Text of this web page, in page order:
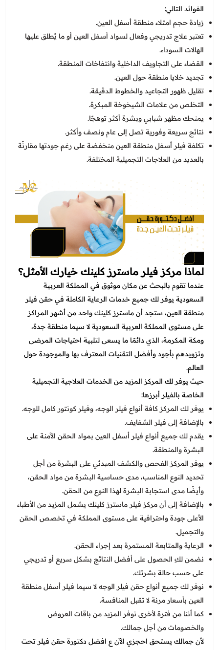
الفوائد التالي:
زيادة حجم امتلاء منطقة أسفل العين.
تعتبر علاج تدريجي وفعال لسواد أسفل العين أو ما يُطلق عليها
الهالات السوداء.
القضاء على التجاويف الداخلية وانتفاخات المنطقة.
تجديد خلايا منطقة حول العين.
تقليل ظهور التجاعيد والخطوط الدقيقة.
التخلص من علامات الشيخوخة المبكرة.
يمنحك مظهر شبابي وبشرة أكثر توهجًا.
نتائج سريعة وفورية تصل إلى عام ونصف وأكثر.
تكلفة فيلر أسفل منطقة العين منخفضة على رغم جودتها مقارنًة
بالعديد من العلاجات التجميلية المختلفة.
لماذا مركز فيلر ماسترز كلينك خيارك الأمثل؟
عندما تقوم بالبحث عن مكان موثوق في المملكة العربية
السعودية يوفر لك جميع خدمات الرعاية الكاملة في حقن فيلر
منطقة العين، ستجد أن ماسترز كلينك واحد من أشهر المراكز
على مستوى المملكة العربية السعودية لا سيما منطقة جدة،
ومكة المكرمة، الذي دائمًا ما يسعى لتلبية احتياجات المرضى
وتزويدهم بأجود وأفضل التقنيات المعترف بها والموجودة حول
العالم.
حيث يوفر لك المركز المزيد من الخدمات العلاجية التجميلية
الخاصة بالفيلر أبرزها:
يوفر لك المركز كافة أنواع فيلر الوجه، وفيلر كونتور كامل للوجه.
بالإضافة إلى فيلر الشفايف.
يقدم لك جميع أنواع فيلر أسفل العين بمواد الحقن الآمنة على
البشرة والمنطقة.
يوفر المركز الفحص والكشف المبدئي على البشرة من أجل
تحديد النوع المناسب، مدى حساسية البشرة من مواد الحقن،
وأيضًا مدى استجابة البشرة لهذا النوع من الحقن.
بالإضافة إلى أن مركز فيلر ماسترز كلينك يشمل المزيد من الأطباء
الأعلى جودة واحترافية على مستوى المملكة في تخصص الحقن
والتجميل.
الرعاية والمتابعة المستمرة بعد إجراء الحقن.
نضمن لكِ الحصول على أفضل النتائج بشكل سريع أو تدريجي
على حسب حالة بشرتك.
نوفر لك جميع أنواع حقن فيلر الوجه لا سيما فيلر أسفل منطقة
العين بأسعار مرنة لا تقبل المنافسة.
كما أننا من فترة لأخرى نوفر المزيد من باقات العروض
والخصومات من أجل جمالك.
لأن جمالك يستحق احجزي الآن ع افضل دكتورة حقن فيلر تحت